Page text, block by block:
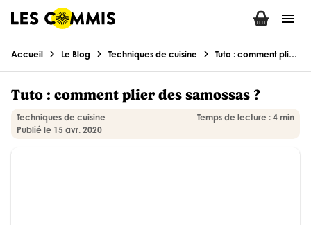
menu
Accueil chevron_right Le Blog chevron_right Techniques de cuisine chevron_right Tuto : comment plier des samossas ?
Tuto : comment plier des samossas ?
Techniques de cuisine
Publié le 15 avr. 2020
Temps de lecture : 4 min